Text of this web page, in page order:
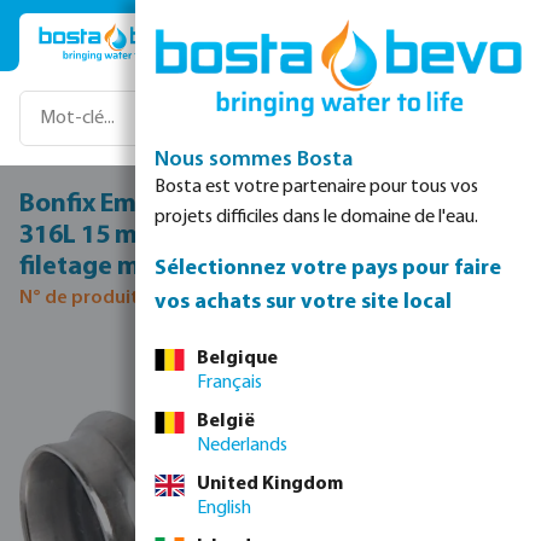
Passer au contenu principal
Bonfix Embout filete acier inoxydable
316L 15 mm x 3/4" raccord à sertir x
filetage mâle 16bar DVGW/KIWA/WRAS
N° de produit 0085013
Ignorer la galerie d'images
Nous sommes Bosta
Bosta est votre partenaire pour tous vos
projets difficiles dans le domaine de l'eau.
Sélectionnez votre pays pour faire
vos achats sur votre site local
Belgique
Français
België
Nederlands
United Kingdom
English